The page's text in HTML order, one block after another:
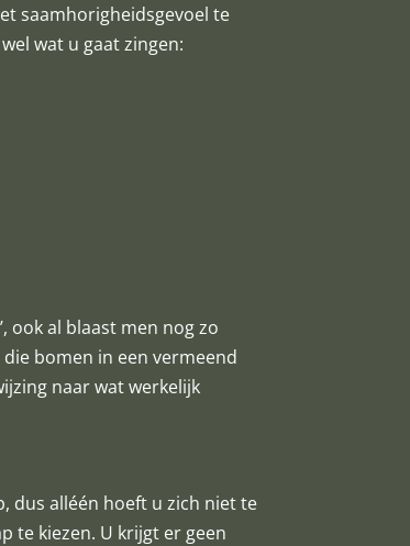
saamhorigheidsgevoel te
wat u gaat zingen:
ook al blaast men nog zo
bomen in een vermeend
naar wat werkelijk
dus alléén hoeft u zich niet te
te kiezen. U krijgt er geen